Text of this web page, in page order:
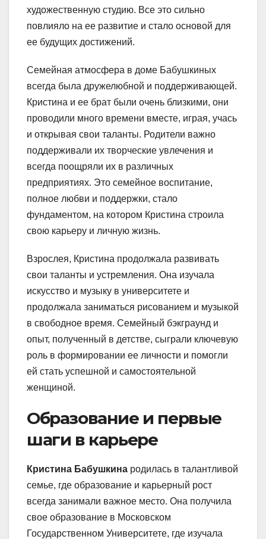
художественную студию. Все это сильно
повлияло на ее развитие и стало основой для
ее будущих достижений.
Семейная атмосфера в доме Бабушкиных
всегда была дружелюбной и поддерживающей.
Кристина и ее брат были очень близкими, они
проводили много времени вместе, играя, учась
и открывая свои таланты. Родители важно
поддерживали их творческие увлечения и
всегда поощряли их в различных
предприятиях. Это семейное воспитание,
полное любви и поддержки, стало
фундаментом, на котором Кристина строила
свою карьеру и личную жизнь.
Взрослея, Кристина продолжала развивать
свои таланты и устремления. Она изучала
искусство и музыку в университете и
продолжала заниматься рисованием и музыкой
в свободное время. Семейный бэкграунд и
опыт, полученный в детстве, сыграли ключевую
роль в формировании ее личности и помогли
ей стать успешной и самостоятельной
женщиной.
Образование и первые
шаги в карьере
Кристина Бабушкина родилась в талантливой
семье, где образование и карьерный рост
всегда занимали важное место. Она получила
свое образование в Московском
Государственном Университете, где изучала